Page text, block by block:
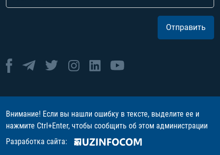
Отправить
Внимание! Если вы нашли ошибку в тексте, выделите ее и
нажмите Ctrl+Enter, чтобы сообщить об этом администрации
Разработка сайта: